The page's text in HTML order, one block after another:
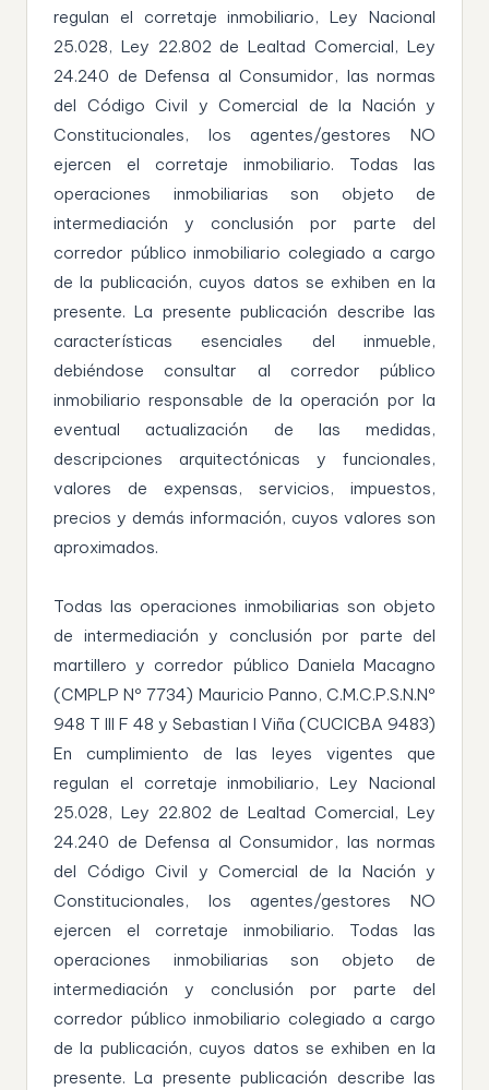
regulan el corretaje inmobiliario, Ley Nacional
25.028, Ley 22.802 de Lealtad Comercial, Ley
24.240 de Defensa al Consumidor, las normas
del Código Civil y Comercial de la Nación y
Constitucionales, los agentes/gestores NO
ejercen el corretaje inmobiliario. Todas las
operaciones inmobiliarias son objeto de
intermediación y conclusión por parte del
corredor público inmobiliario colegiado a cargo
de la publicación, cuyos datos se exhiben en la
presente. La presente publicación describe las
características esenciales del inmueble,
debiéndose consultar al corredor público
inmobiliario responsable de la operación por la
eventual actualización de las medidas,
descripciones arquitectónicas y funcionales,
valores de expensas, servicios, impuestos,
precios y demás información, cuyos valores son
aproximados.
Todas las operaciones inmobiliarias son objeto
de intermediación y conclusión por parte del
martillero y corredor público Daniela Macagno
(CMPLP Nº 7734) Mauricio Panno, C.M.C.P.S.N.Nº
948 T III F 48 y Sebastian I Viña (CUCICBA 9483)
En cumplimiento de las leyes vigentes que
regulan el corretaje inmobiliario, Ley Nacional
25.028, Ley 22.802 de Lealtad Comercial, Ley
24.240 de Defensa al Consumidor, las normas
del Código Civil y Comercial de la Nación y
Constitucionales, los agentes/gestores NO
ejercen el corretaje inmobiliario. Todas las
operaciones inmobiliarias son objeto de
intermediación y conclusión por parte del
corredor público inmobiliario colegiado a cargo
de la publicación, cuyos datos se exhiben en la
presente. La presente publicación describe las